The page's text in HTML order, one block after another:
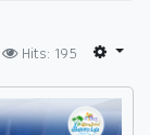
Hits: 195